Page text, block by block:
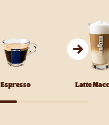
Espresso Latte